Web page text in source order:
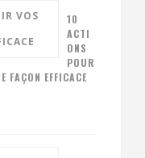
10
ACTI
ONS
POUR
FAÇON EFFICACE